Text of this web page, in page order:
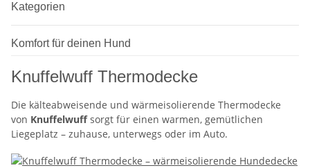
Kategorien
Komfort für deinen Hund
Knuffelwuff Thermodecke
Die kälteabweisende und wärmeisolierende Thermodecke
von Knuffelwuffsorgt für einen warmen, gemütlichen
Liegeplatz – zuhause, unterwegs oder im Auto.